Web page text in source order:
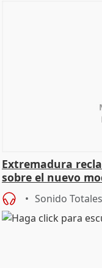
Extremadura
sobre el nuevo
Sonido Totales